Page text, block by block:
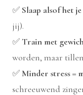
✅ Slaap alsof het
jij).
✅Train met
worden, maar
✅Minder stress =
schreeuwend